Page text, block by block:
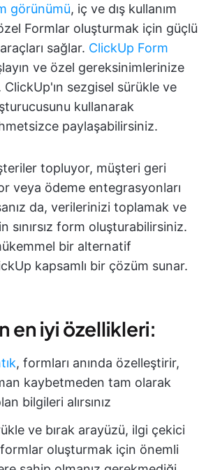
görünümü, iç ve dış kullanım
Formlar oluşturmak için güçlü
sağlar. ClickUp Form
ve özel gereksinimlerinize
ClickUp'ın sezgisel sürükle ve
kullanarak
paylaşabilirsiniz.
topluyor, müşteri geri
veya ödeme entegrasyonları
da, verilerinizi toplamak ve
sınırsız form oluşturabilirsiniz.
bir alternatif
kapsamlı bir çözüm sunar.
en iyi özellikleri:
, formları anında özelleştirir,
kaybetmeden tam olarak
bilgileri alırsınız
ve bırak arayüzü, ilgi çekici
oluşturmak için önemli